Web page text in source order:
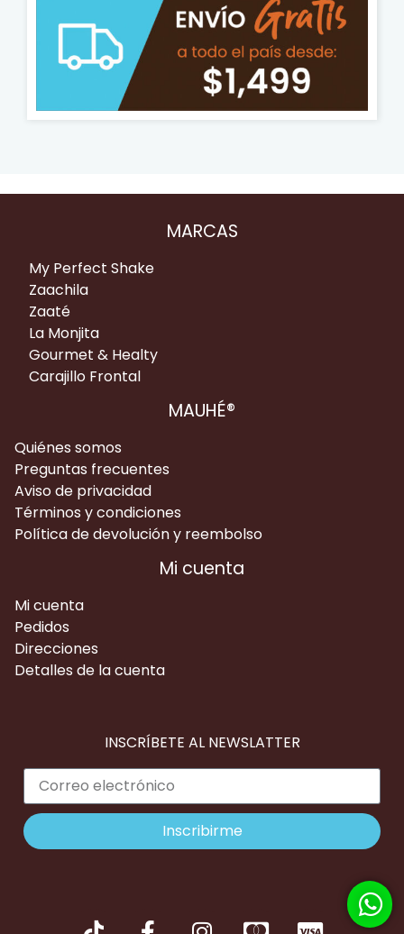
MARCAS
My Perfect Shake
Zaachila
Zaaté
La Monjita
Gourmet & Healty
Carajillo Frontal
MAUHÉ®
Quiénes somos
Preguntas frecuentes
Aviso de privacidad
Términos y condiciones
Política de devolución y reembolso
Mi cuenta
Mi cuenta
Pedidos
Direcciones
Detalles de la cuenta
INSCRÍBETE AL NEWSLATTER
Inscribirme